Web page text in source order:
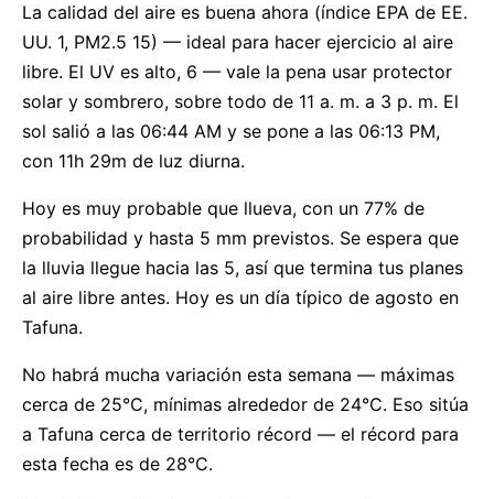
La calidad del aire es buena ahora (índice EPA de EE.
UU. 1, PM2.5 15) — ideal para hacer ejercicio al aire
libre. El UV es alto, 6 — vale la pena usar protector
solar y sombrero, sobre todo de 11 a. m. a 3 p. m. El
sol salió a las 06:44 AM y se pone a las 06:13 PM,
con 11h 29m de luz diurna.
Hoy es muy probable que llueva, con un 77% de
probabilidad y hasta 5 mm previstos. Se espera que
la lluvia llegue hacia las 5, así que termina tus planes
al aire libre antes. Hoy es un día típico de agosto en
Tafuna.
No habrá mucha variación esta semana — máximas
cerca de 25°C, mínimas alrededor de 24°C. Eso sitúa
a Tafuna cerca de territorio récord — el récord para
esta fecha es de 28°C.